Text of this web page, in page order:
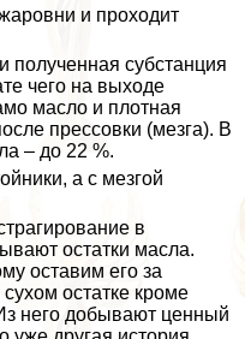
и проходит
полученная субстанция
чего на выходе
масло и плотная
прессовки (мезга). В
– до 22 %.
а с мезгой
в
остатки масла.
оставим его за
остатке кроме
него добывают ценный